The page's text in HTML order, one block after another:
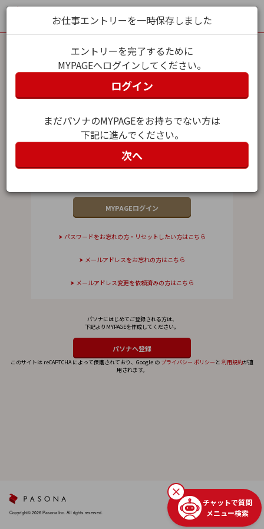
MYPAGEログイン
パスワード
パスワードをお忘れの方・リセットしたい方はこちら
メールアドレスをお忘れの方はこちら
メールアドレス変更を依頼済みの方はこちら
パソナにはじめてご登録される方は、
下記よりMYPAGEを作成してください。
このサイトは reCAPTCHA によって保護されており、Google の プライバシー ポリシー と 利用規約が適
用されます。
お仕事エントリーを一時保存しました
エントリーを完了するために
MYPAGEへログインしてください。
ログイン
まだパソナのMYPAGEをお持ちでない方は
下記に進んでください。
次へ
Copyright© 2026 Pasona Inc. All rights reserved.
チャットで質問
メニュー検索